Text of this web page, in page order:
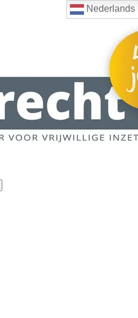
Nederlands